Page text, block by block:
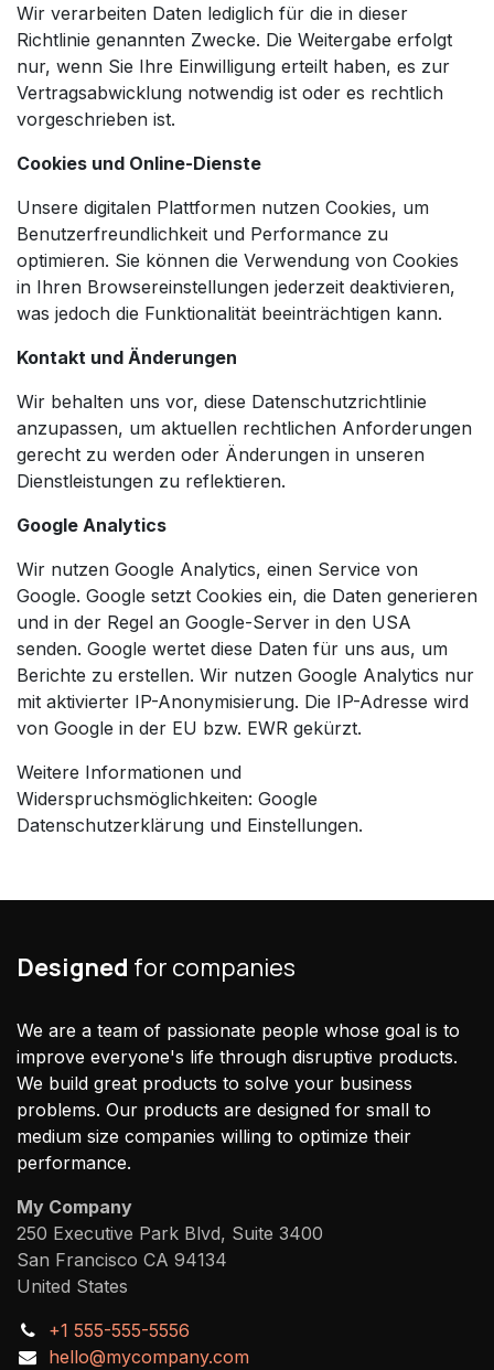
Wir verarbeiten Daten lediglich für die in dieser
Richtlinie genannten Zwecke. Die Weitergabe erfolgt
nur, wenn Sie Ihre Einwilligung erteilt haben, es zur
Vertragsabwicklung notwendig ist oder es rechtlich
vorgeschrieben ist.
Cookies und Online-Dienste
Unsere digitalen Plattformen nutzen Cookies, um
Benutzerfreundlichkeit und Performance zu
optimieren. Sie können die Verwendung von Cookies
in Ihren Browsereinstellungen jederzeit deaktivieren,
was jedoch die Funktionalität beeinträchtigen kann.
Kontakt und Änderungen
Wir behalten uns vor, diese Datenschutzrichtlinie
anzupassen, um aktuellen rechtlichen Anforderungen
gerecht zu werden oder Änderungen in unseren
Dienstleistungen zu reflektieren.
Google Analytics
Wir nutzen Google Analytics, einen Service von
Google. Google setzt Cookies ein, die Daten generieren
und in der Regel an Google-Server in den USA
senden. Google wertet diese Daten für uns aus, um
Berichte zu erstellen. Wir nutzen Google Analytics nur
mit aktivierter IP-Anonymisierung. Die IP-Adresse wird
von Google in der EU bzw. EWR gekürzt.
Weitere Informationen und
Widerspruchsmöglichkeiten: Google
Datenschutzerklärung und Einstellungen.
Designed for companies
We are a team of passionate people whose goal is to
improve everyone's life through disruptive products.
We build great products to solve your business
problems. Our products are designed for small to
medium size companies willing to optimize their
performance.
My Company
250 Executive Park Blvd, Suite 3400
San Francisco CA 94134
United States
+1 555-555-5556
hello@mycompany.com